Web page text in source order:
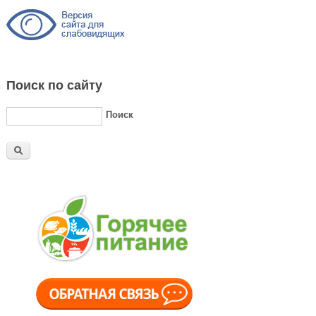
Поиск по сайту
Поиск